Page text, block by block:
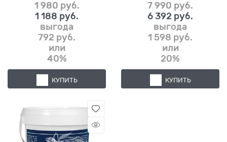
1 980 руб.
1 188 руб.
выгода
792 руб.
или
40%
КУПИТЬ
7 990 руб.
6 392 руб.
выгода
1 598 руб.
или
20%
КУПИТЬ